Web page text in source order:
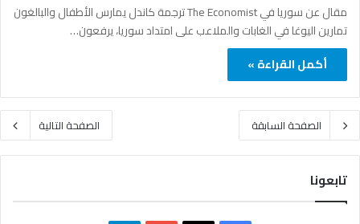
مقال عن سوريا في The Economist ترجمة كاندل يمارس الأطفال والبالغون
تمارين اليوغا في الغابات والملاعب على امتداد سوريا، يرفعون…
أكمل القراءة »
الصفحة السابقة الصفحة التالية
تابعونا